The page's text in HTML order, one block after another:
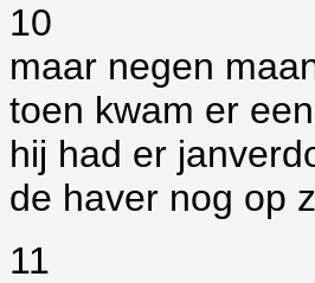
10
maar negen
toen kwam er
hij had er
de haver nog op
11